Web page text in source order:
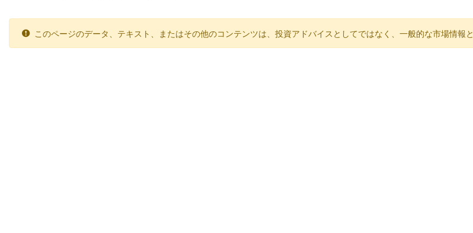
このページのデータ、テキスト、またはその他のコンテンツは、投資アドバイスとしてではなく、一般的な市場情報